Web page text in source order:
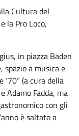
Cultura del
la Pro Loco,
in piazza Baden
spazio a musica e
‘70” (a cura della
Adamo Fadda, ma
con gli
è saltato a